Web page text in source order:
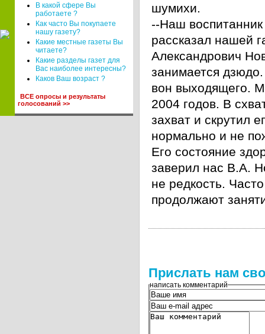
В какой сфере Вы
работаете ?
Как часто Вы покупаете
нашу газету?
Какие местные газеты Вы
читаете?
Какие разделы газет для
Вас наиболее интересны?
Каков Ваш возраст ?
ВСЕ опросы и результаты
голосований >>
шумихи.
--Наш
рассказал нашей
Александрович
занимается
вон выходящего.
2004 годов. В
захват и скрутил
нормально и не
Его состояние
заверил нас В.А.
не редкость.
продолжают
Прислать нам
написать комментарий